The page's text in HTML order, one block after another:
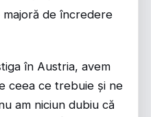
de încredere
în Austria, avem
ceea ce trebuie și ne
am niciun dubiu că